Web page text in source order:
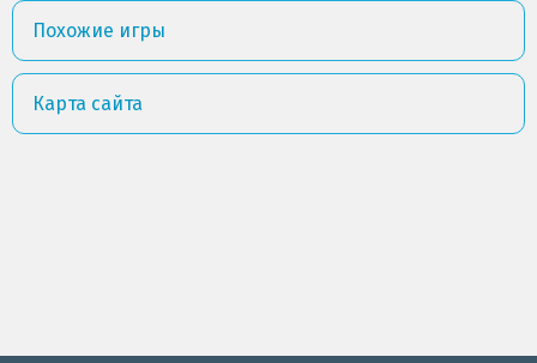
Похожие игры
Карта сайта